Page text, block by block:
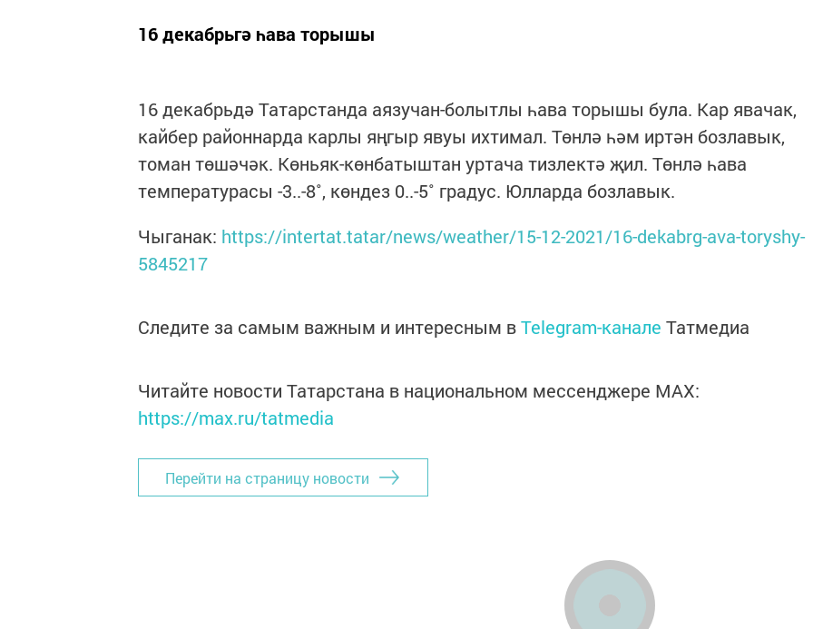
16 декабрьгә һава торышы
16 декабрьдә Татарстанда аязучан-болытлы һава торышы була. Кар явачак,
кайбер районнарда карлы яңгыр явуы ихтимал. Төнлә һәм иртән бозлавык,
томан төшәчәк. Көньяк-көнбатыштан уртача тизлектә җил. Төнлә һава
температурасы -3..-8˚, көндез 0..-5˚ градус. Юлларда бозлавык.
Чыганак: https://intertat.tatar/news/weather/15-12-2021/16-dekabrg-ava-toryshy-
5845217
Следите за самым важным и интересным вTelegram-канале Татмедиа
Читайте новости Татарстана в национальном мессенджере MАХ:
https://max.ru/tatmedia
Перейти на страницу новости